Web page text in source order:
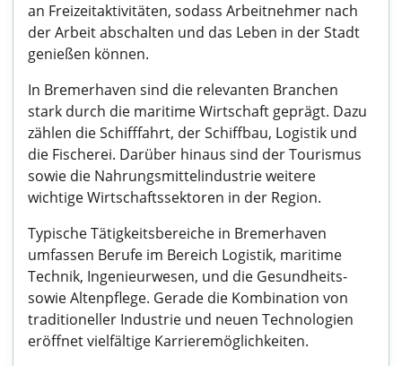
an Freizeitaktivitäten, sodass Arbeitnehmer nach
der Arbeit abschalten und das Leben in der Stadt
genießen können.
In Bremerhaven sind die relevanten Branchen
stark durch die maritime Wirtschaft geprägt. Dazu
zählen die Schifffahrt, der Schiffbau, Logistik und
die Fischerei. Darüber hinaus sind der Tourismus
sowie die Nahrungsmittelindustrie weitere
wichtige Wirtschaftssektoren in der Region.
Typische Tätigkeitsbereiche in Bremerhaven
umfassen Berufe im Bereich Logistik, maritime
Technik, Ingenieurwesen, und die Gesundheits-
sowie Altenpflege. Gerade die Kombination von
traditioneller Industrie und neuen Technologien
eröffnet vielfältige Karrieremöglichkeiten.